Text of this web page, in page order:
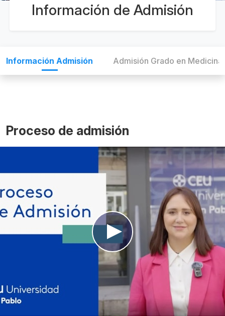
Información de Admisión
Información Admisión Admisión Grado en Medicina
Proceso de admisión